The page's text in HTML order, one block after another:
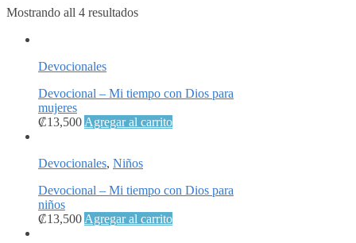
Mostrando all 4 resultados
Devocionales
Devocional – Mi tiempo con Dios para
mujeres
₡13,500 Agregar al carrito
Devocionales, Niños
Devocional – Mi tiempo con Dios para
niños
₡13,500 Agregar al carrito